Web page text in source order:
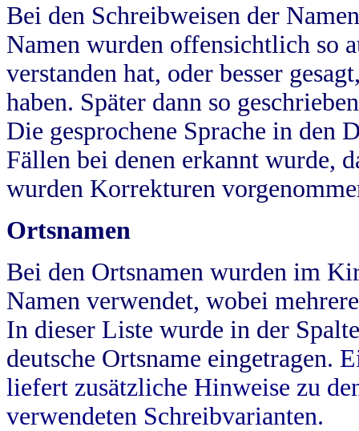
Bei den Schreibweisen der
Namen wurden offensichtlich so
verstanden hat, oder besser
haben. Später dann so
Die gesprochene Sprache in
Fällen bei denen erkannt wurde,
wurden Korrekturen
Ortsnamen
Bei den Ortsnamen wurden im
Namen verwendet, wobei
In dieser Liste wurde in der
deutsche Ortsname eingetragen.
liefert zusätzliche Hinweise zu
verwendeten Schreibvarianten.